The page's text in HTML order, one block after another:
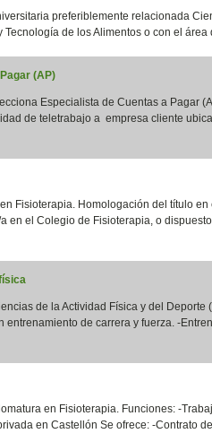
preferiblemente relacionada
Tecnología de los Alimentos o con el área
(AP)
Especialista de Cuentas a Pagar
de teletrabajo a empresa cliente
Fisioterapia. Homologación del título en
en el Colegio de Fisioterapia, o
de la Actividad Física y del Deporte
entrenamiento de carrera y fuerza. -
en Fisioterapia. Funciones: -
en Castellón Se ofrece: -Contrato